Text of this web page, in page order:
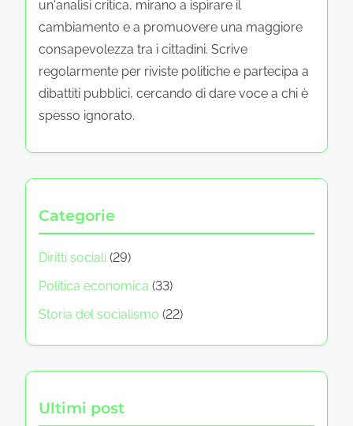
un'analisi critica, mirano a ispirare il
cambiamento e a promuovere una maggiore
consapevolezza tra i cittadini. Scrive
regolarmente per riviste politiche e partecipa a
dibattiti pubblici, cercando di dare voce a chi è
spesso ignorato.
Categorie
Diritti sociali (29)
Politica economica (33)
Storia del socialismo (22)
Ultimi post